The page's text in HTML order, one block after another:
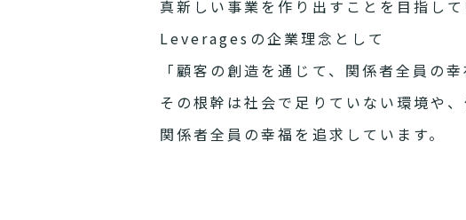
真新しい事業を作り出すことを目指し
Leveragesの企業理念として
「顧客の創造を通じて、関係者全員の
その根幹は社会で足りていない環境や
関係者全員の幸福を追求しています。